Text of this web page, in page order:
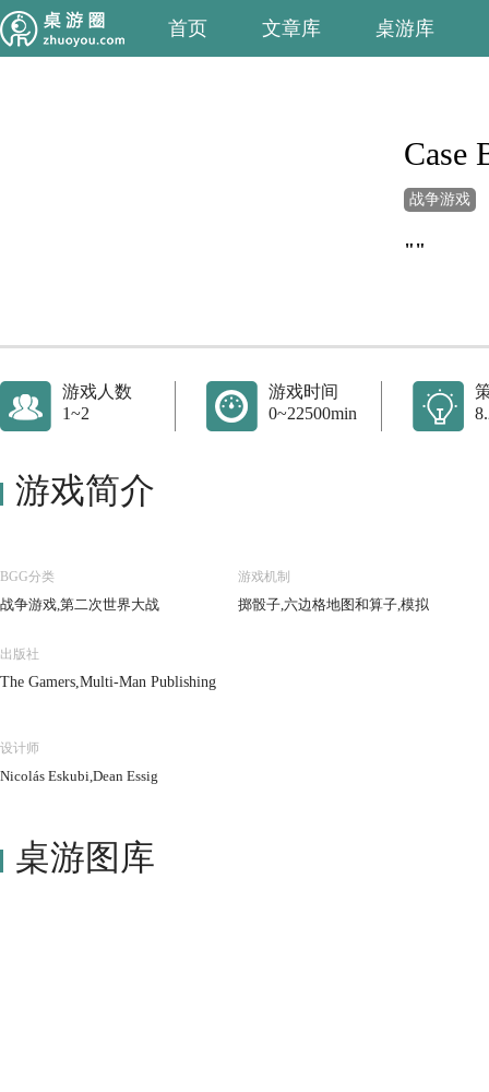
首页 文章库 桌游库
Case
战争游戏
""
游戏人数
1~2
游戏时间
0~22500min
游戏简介
BGG分类
战争游戏,第二次世界大战
游戏机制
掷骰子,六边格地图和算子,模拟
出版社
The Gamers,Multi-Man Publishing
设计师
Nicolás Eskubi,Dean Essig
桌游图库